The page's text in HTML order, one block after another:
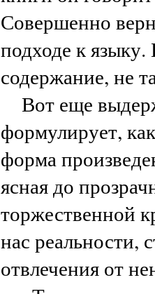
Совершенно
подходе к языку.
содержание, не
Вот еще
формулирует,
форма
ясная до
торжественной
нас реальности,
отвлечения от